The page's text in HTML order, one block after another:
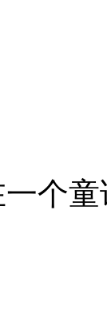
个